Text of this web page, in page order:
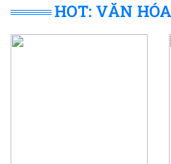
HOT: VĂN